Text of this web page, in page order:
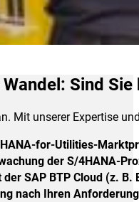
Sind Sie
Mit unserer Expertise
for-Utilities-
der S/4HANA-
SAP BTP Cloud (z. B.
nach Ihren